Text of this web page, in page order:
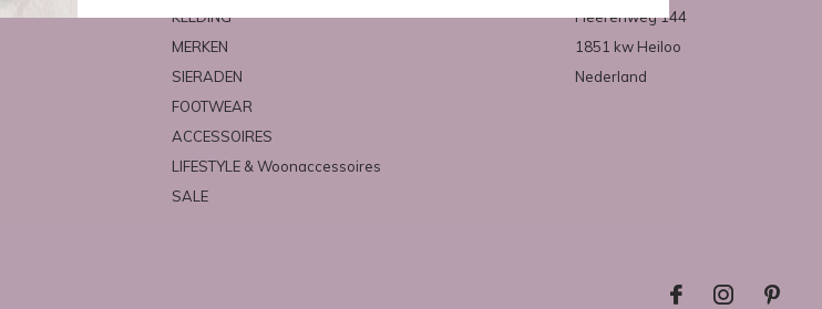
KLEDING
MERKEN
SIERADEN
FOOTWEAR
ACCESSOIRES
LIFESTYLE & Woonaccessoires
SALE
Heerenweg 144
1851 kw Heiloo
Nederland